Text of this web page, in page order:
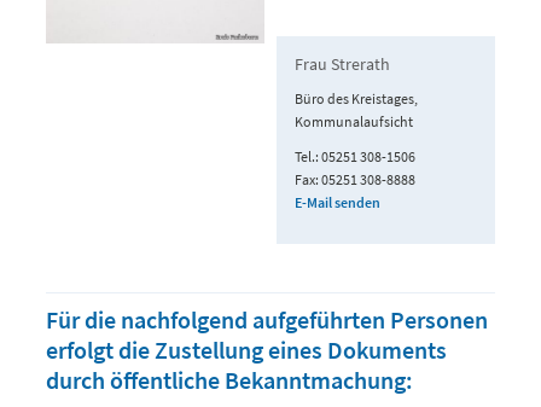
Frau Strerath
Büro des Kreistages,
Kommunalaufsicht
Tel.: 05251 308-1506
Fax: 05251 308-8888
E-Mail senden
Für die nachfolgend aufgeführten Personen
erfolgt die Zustellung eines Dokuments
durch öffentliche Bekanntmachung: